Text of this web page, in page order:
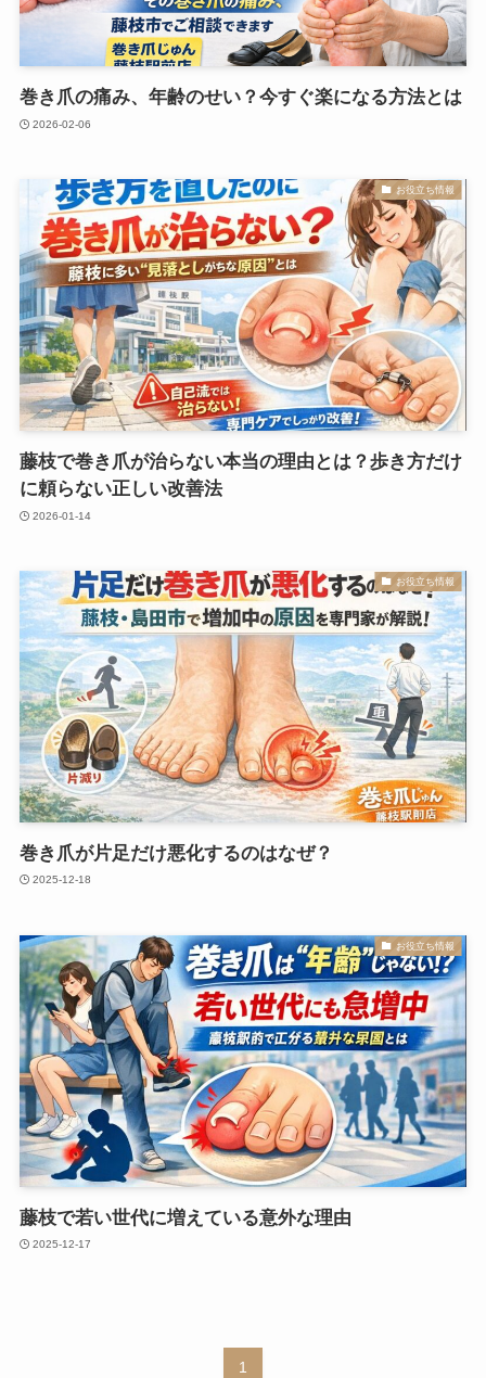
巻き爪の痛み、年齢のせい？今すぐ楽になる方法とは
2026-02-06
お役立ち情報
藤枝で巻き爪が治らない本当の理由とは？歩き方だけ
に頼らない正しい改善法
2026-01-14
お役立ち情報
巻き爪が片足だけ悪化するのはなぜ？
2025-12-18
お役立ち情報
藤枝で若い世代に増えている意外な理由
2025-12-17
1